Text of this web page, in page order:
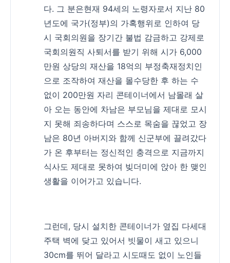
다. 그 분은현재 94세의 노령자로서 지난 80
년도에 국가(정부)의 가혹행위로 인하여 당
시 국회의원을 장기간 불법 감금하고 강제로
국회의원직 사퇴서를 받기 위해 시가 6,000
만원 상당의 재산을 18억의 부정축재정치인
으로 조작하여 재산을 몰수당한 후 하는 수
없이 200만원 자리 콘테이너에서 남몰래 살
아 오는 동안에 차남은 부모님을 제대로 모시
지 못해 죄송하다며 스스로 목숨을 끊었고 장
남은 80년 아버지와 함께 신군부에 끌려갔다
가 온 후부터는 정신적인 충격으로 지금까지
식사도 제대로 못하여 빚더미에 앉아 한 맺인
생활을 이어가고 있습니다.
그런데, 당시 설치한 콘테이너가 옆집 다세대
주택 벽에 닺고 있어서 빗물이 새고 있으니
30cm를 뛰어 달라고 시도때도 없이 노인들